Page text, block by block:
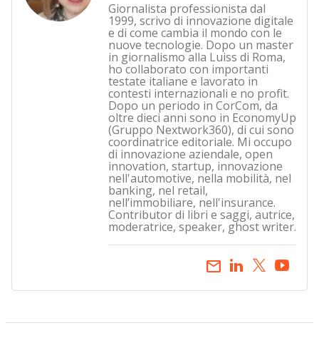
Giornalista professionista dal
1999, scrivo di innovazione digitale
e di come cambia il mondo con le
nuove tecnologie. Dopo un master
in giornalismo alla Luiss di Roma,
ho collaborato con importanti
testate italiane e lavorato in
contesti internazionali e no profit.
Dopo un periodo in CorCom, da
oltre dieci anni sono in EconomyUp
(Gruppo Nextwork360), di cui sono
coordinatrice editoriale. Mi occupo
di innovazione aziendale, open
innovation, startup, innovazione
nell'automotive, nella mobilità, nel
banking, nel retail,
nell’immobiliare, nell'insurance.
Contributor di libri e saggi, autrice,
moderatrice, speaker, ghost writer.
email